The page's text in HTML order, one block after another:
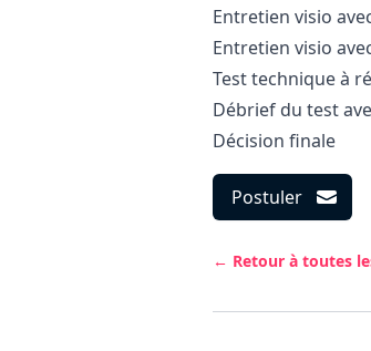
Entretien visio
Entretien visio
Test technique à
Débrief du test
Décision finale
Postuler
← Retour à toutes